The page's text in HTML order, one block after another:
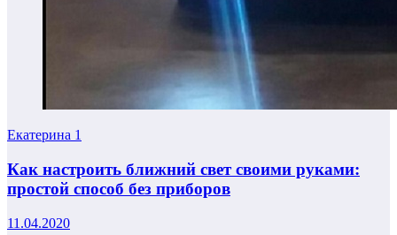
Екатерина 1
Как настроить ближний свет своими руками:
простой способ без приборов
11.04.2020